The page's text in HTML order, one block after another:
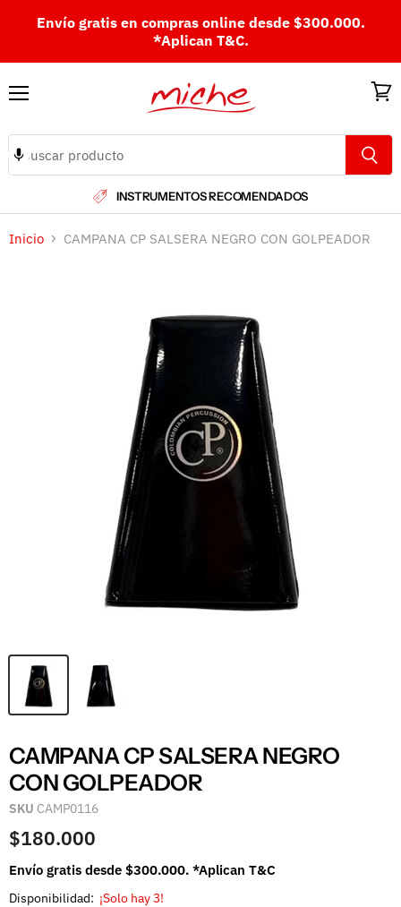
Envío gratis en compras online desde $300.000.
*Aplican T&C.
INSTRUMENTOS RECOMENDADOS
Inicio CAMPANA CP SALSERA NEGRO CON GOLPEADOR
CAMPANA CP SALSERA NEGRO
CON GOLPEADOR
SKU CAMP0116
$180.000
Envío gratis desde $300.000. *Aplican T&C
Disponibilidad: ¡Solo hay 3!